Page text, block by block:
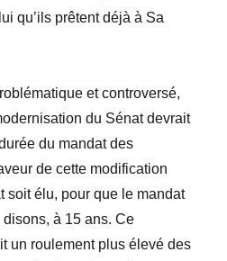
qu’ils prêtent déjà à Sa
et controversé,
du Sénat devrait
du mandat des
de cette modification
soit élu, pour que le mandat
à 15 ans. Ce
un roulement plus élevé des